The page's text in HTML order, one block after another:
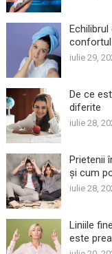
confortul
iulie 29,
De ce
diferite
iulie 28,
Prietenii
și cum
iulie 28,
Liniile
este